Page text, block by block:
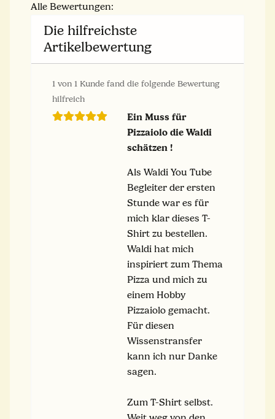
Alle Bewertungen:
Die hilfreichste
Artikelbewertung
1 von 1 Kunde fand die folgende Bewertung
hilfreich
Ein Muss für
Pizzaiolo die Waldi
schätzen !
Als Waldi You Tube
Begleiter der ersten
Stunde war es für
mich klar dieses T-
Shirt zu bestellen.
Waldi hat mich
inspiriert zum Thema
Pizza und mich zu
einem Hobby
Pizzaiolo gemacht.
Für diesen
Wissenstransfer
kann ich nur Danke
sagen.
Zum T-Shirt selbst.